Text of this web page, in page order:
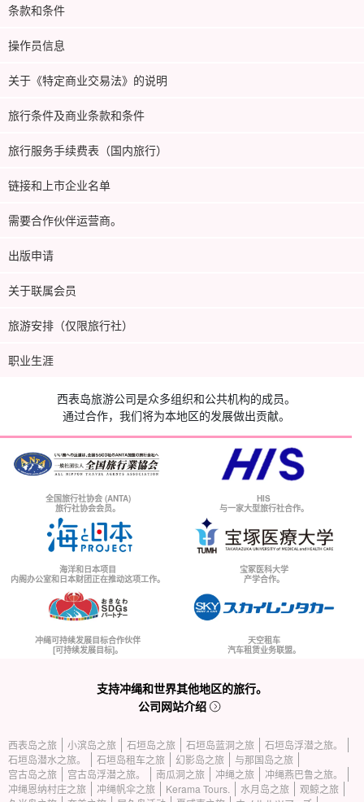
条款和条件
操作员信息
关于《特定商业交易法》的说明
旅行条件及商业条款和条件
旅行服务手续费表（国内旅行）
链接和上市企业名单
需要合作伙伴运营商。
出版申请
关于联属会员
旅游安排（仅限旅行社）
职业生涯
西表岛旅游公司是众多组织和公共机构的成员。
通过合作，我们将为本地区的发展做出贡献。
全国旅行社协会 (ANTA)
旅行社协会会员。
HIS
与一家大型旅行社合作。
海洋和日本项目
内阁办公室和日本财团正在推动这项工作。
宝冢医科大学
产学合作。
冲绳可持续发展目标合作伙伴
[可持续发展目标]。
天空租车
汽车租赁业务联盟。
支持冲绳和世界其他地区的旅行。
公司网站介绍
西表岛之旅 小滨岛之旅 石垣岛之旅 石垣岛蓝洞之旅
石垣岛浮潜之旅。
石垣岛潜水之旅。
石垣岛租车之旅 幻影岛之旅
与那国岛之旅
宫古岛之旅
宫古岛浮潜之旅。 南瓜洞之旅 冲绳之旅
冲绳燕巴鲁之旅。
冲绳恩纳村庄之旅
冲绳帆伞之旅 Kerama Tours. 水月岛之旅
观鲸之旅